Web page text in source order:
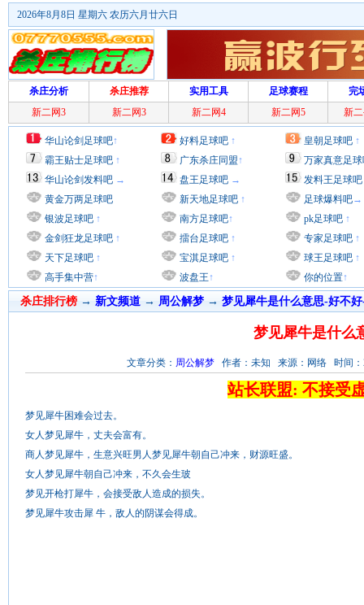
2026年8月8日 星期六 农历六月廿六日
杀庄分析 杀庄推荐 实用工具 足球赛程
完
新二网3
新二网3 新二网4 新二网5 新
华山论剑足球吧↑
霸王贴士足球吧 ↑
华山论剑发料吧 →
黄金万两足球吧
银波足球吧 ↑
金剑狂龙足球吧 ↑
天下足球吧 ↑
高手集中营↑
好料足球吧 ↑
广东杀庄同盟↑
盘王足球吧 →
新天地足球吧 ↑
南方足球吧↑
擂台足球吧 ↑
宝淇足球吧 ↑
波盘王↑
皇朝足球吧 ↑
万家真意足
发料王足球吧
足球爆料吧→
pk足球吧 ↑
专家足球吧 ↑
球王足球吧 ↑
你的位置↑
杀庄排行榜 → 新文频道→ 周公解梦 → 梦见犀牛是什么意思-好不
梦见犀牛是什么
文章分类： 周公解梦 作者：未知 来源：网络 时间：
站长联盟: 不接受
梦见犀牛困难会过去。
女人梦见犀牛，丈夫会富有。
商人梦见犀牛，生意兴旺男人梦见犀牛朝自己冲来，财源旺盛。
女人梦见犀牛朝自己冲来，不久会生玻
梦见开枪打犀牛，会接受敌人造成的损失。
梦见犀牛攻击犀 牛，敌人的阴谋会得成。